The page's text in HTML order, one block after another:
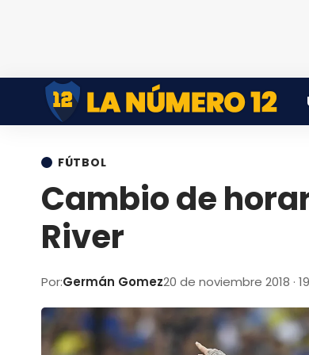
FÚTBOL
Cambio de
River
Por:Germán Gomez20 de noviembre 2018 ·